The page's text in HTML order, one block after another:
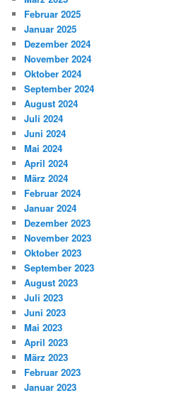
Februar 2025
Januar 2025
Dezember 2024
November 2024
Oktober 2024
September 2024
August 2024
Juli 2024
Juni 2024
Mai 2024
April 2024
März 2024
Februar 2024
Januar 2024
Dezember 2023
November 2023
Oktober 2023
September 2023
August 2023
Juli 2023
Juni 2023
Mai 2023
April 2023
März 2023
Februar 2023
Januar 2023